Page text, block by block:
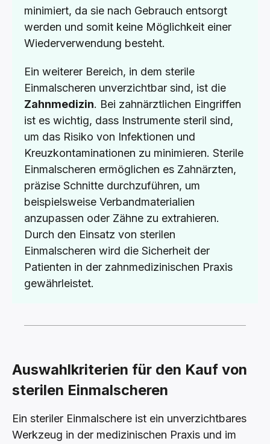
minimiert, da sie nach Gebrauch entsorgt
werden und somit keine Möglichkeit einer
Wiederverwendung besteht.
Ein weiterer Bereich, in dem sterile
Einmalscheren unverzichtbar sind, ist die
Zahnmedizin. Bei zahnärztlichen Eingriffen
ist es wichtig, dass Instrumente steril sind,
um das Risiko von Infektionen und
Kreuzkontaminationen zu minimieren. Sterile
Einmalscheren ermöglichen es Zahnärzten,
präzise Schnitte durchzuführen, um
beispielsweise Verbandmaterialien
anzupassen oder Zähne zu extrahieren.
Durch den Einsatz von sterilen
Einmalscheren wird die Sicherheit der
Patienten in der zahnmedizinischen Praxis
gewährleistet.
Auswahlkriterien für den Kauf von
sterilen Einmalscheren
Ein steriler Einmalschere ist ein unverzichtbares
Werkzeug in der medizinischen Praxis und im